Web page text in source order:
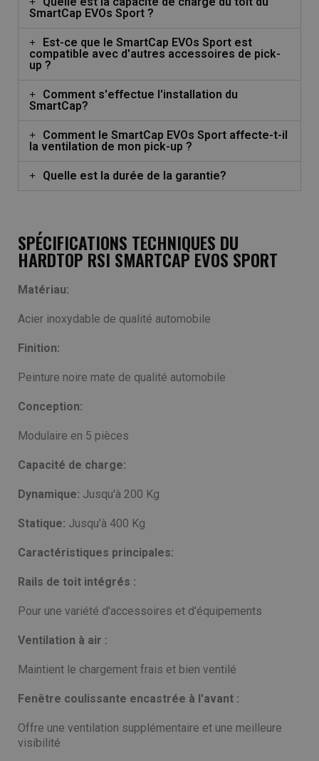
SmartCap EVOs Sport ?
Est-ce que le SmartCap EVOs Sport est
compatible avec d'autres accessoires de pick-
up ?
Comment s'effectue l'installation du
SmartCap?
Comment le SmartCap EVOs Sport affecte-t-il
la ventilation de mon pick-up ?
Quelle est la durée de la garantie?
SPÉCIFICATIONS TECHNIQUES DU
HARDTOP RSI SMARTCAP EVOS SPORT
Matériau:
Acier inoxydable de qualité automobile
Finition:
Peinture noire mate de qualité automobile
Conception:
Modulaire en 5 pièces
Capacité de charge:
Dynamique: Jusqu'à 200 Kg
Statique: Jusqu'à 400 Kg
Caractéristiques principales:
Rails de toit intégrés :
Pour une variété d'accessoires et d'équipements
Ventilation à air :
Maintient le chargement frais et bien ventilé
Fenêtre coulissante encastrée à l'avant :
Offre une ventilation supplémentaire et une meilleure
visibilité